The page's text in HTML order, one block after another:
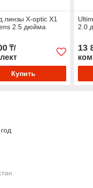
линзы X-optic X1
2.5 дюйма
₸/
Купить
2.0
13